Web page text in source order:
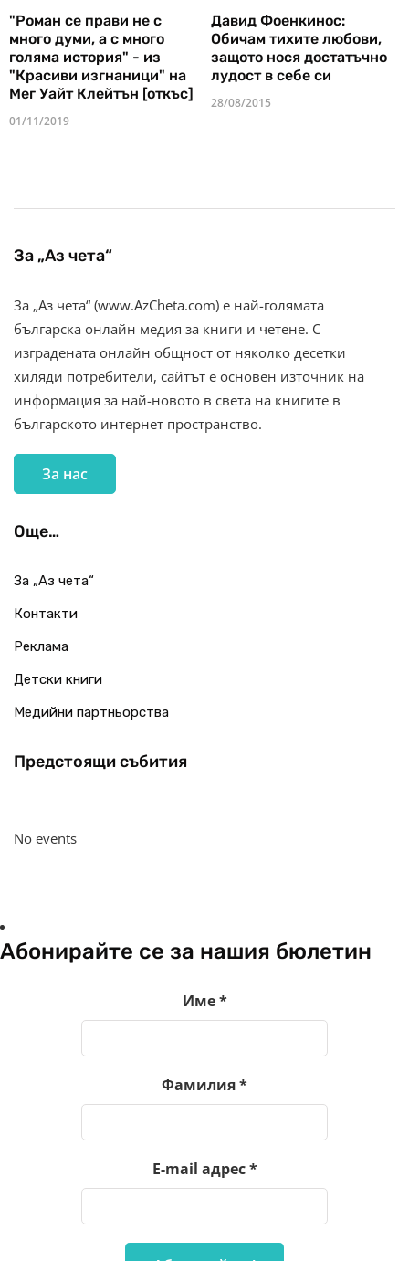
"Роман се прави не с
много думи, а с много
голяма история" - из
"Красиви изгнаници" на
Мег Уайт Клейтън [откъс]
01/11/2019
Давид Фоенкинос:
Обичам тихите любови,
защото нося достатъчно
лудост в себе си
28/08/2015
За „Аз чета“
За „Аз чета“ (www.AzCheta.com) е най-голямата
българска онлайн медия за книги и четене. С
изградената онлайн общност от няколко десетки
хиляди потребители, сайтът е основен източник на
информация за най-новото в света на книгите в
българското интернет пространство.
За нас
Още…
За „Аз чета“
Контакти
Реклама
Детски книги
Медийни партньорства
Предстоящи събития
No events
Абонирайте се за нашия бюлетин
Име*
Фамилия*
E-mail адрес*